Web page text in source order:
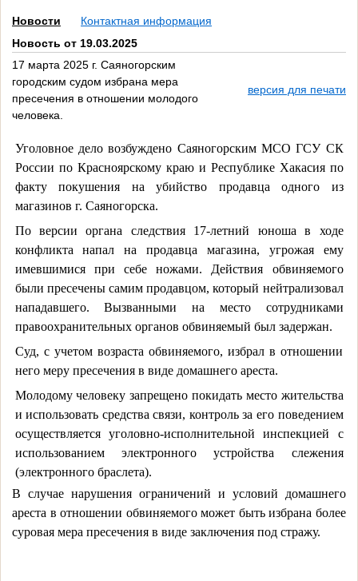
Новости
Контактная информация
Новость от 19.03.2025
17 марта 2025 г. Саяногорским
городским судом избрана мера
пресечения в отношении молодого
человека.
версия для печати
Уголовное дело возбуждено Саяногорским МСО ГСУ СК
России по Красноярскому краю и Республике Хакасия по
факту покушения на убийство продавца одного из
магазинов г. Саяногорска.
По версии органа следствия 17-летний юноша в ходе
конфликта напал на продавца магазина, угрожая ему
имевшимися при себе ножами. Действия обвиняемого
были пресечены самим продавцом, который нейтрализовал
нападавшего. Вызванными на место сотрудниками
правоохранительных органов обвиняемый был задержан.
Суд, с учетом возраста обвиняемого, избрал в отношении
него меру пресечения в виде домашнего ареста.
Молодому человеку запрещено покидать место жительства
и использовать средства связи, контроль за его поведением
осуществляется уголовно-исполнительной инспекцией с
использованием электронного устройства слежения
(электронного браслета).
В случае нарушения ограничений и условий домашнего
ареста в отношении обвиняемого может быть избрана более
суровая мера пресечения в виде заключения под стражу.